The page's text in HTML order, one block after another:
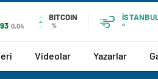
0,04
BITCOIN
%
°
Videolar Yazarlar